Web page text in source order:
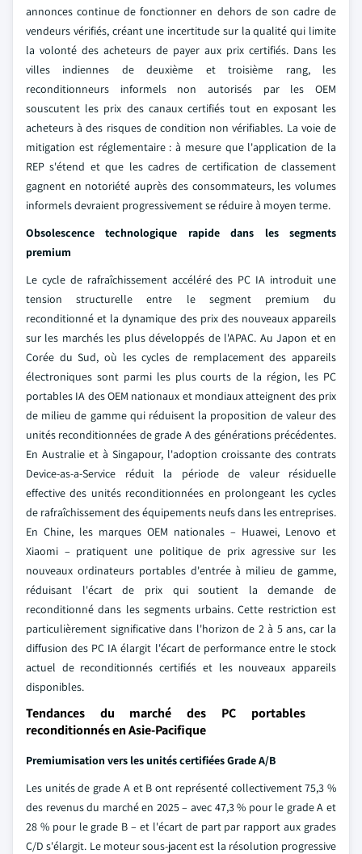
annonces continue de fonctionner en dehors de son cadre de
vendeurs vérifiés, créant une incertitude sur la qualité qui limite
la volonté des acheteurs de payer aux prix certifiés. Dans les
villes indiennes de deuxième et troisième rang, les
reconditionneurs informels non autorisés par les OEM
souscutent les prix des canaux certifiés tout en exposant les
acheteurs à des risques de condition non vérifiables. La voie de
mitigation est réglementaire : à mesure que l'application de la
REP s'étend et que les cadres de certification de classement
gagnent en notoriété auprès des consommateurs, les volumes
informels devraient progressivement se réduire à moyen terme.
Obsolescence technologique rapide dans les segments
premium
Le cycle de rafraîchissement accéléré des PC IA introduit une
tension structurelle entre le segment premium du
reconditionné et la dynamique des prix des nouveaux appareils
sur les marchés les plus développés de l'APAC. Au Japon et en
Corée du Sud, où les cycles de remplacement des appareils
électroniques sont parmi les plus courts de la région, les PC
portables IA des OEM nationaux et mondiaux atteignent des prix
de milieu de gamme qui réduisent la proposition de valeur des
unités reconditionnées de grade A des générations précédentes.
En Australie et à Singapour, l'adoption croissante des contrats
Device-as-a-Service réduit la période de valeur résiduelle
effective des unités reconditionnées en prolongeant les cycles
de rafraîchissement des équipements neufs dans les entreprises.
En Chine, les marques OEM nationales – Huawei, Lenovo et
Xiaomi – pratiquent une politique de prix agressive sur les
nouveaux ordinateurs portables d'entrée à milieu de gamme,
réduisant l'écart de prix qui soutient la demande de
reconditionné dans les segments urbains. Cette restriction est
particulièrement significative dans l'horizon de 2 à 5 ans, car la
diffusion des PC IA élargit l'écart de performance entre le stock
actuel de reconditionnés certifiés et les nouveaux appareils
disponibles.
Tendances du marché des PC portables
reconditionnés en Asie-Pacifique
Premiumisation vers les unités certifiées Grade A/B
Les unités de grade A et B ont représenté collectivement 75,3 %
des revenus du marché en 2025 – avec 47,3 % pour le grade A et
28 % pour le grade B – et l'écart de part par rapport aux grades
C/D s'élargit. Le moteur sous-jacent est la résolution progressive